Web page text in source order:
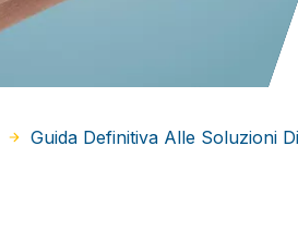
Guida Definitiva Alle Soluzioni